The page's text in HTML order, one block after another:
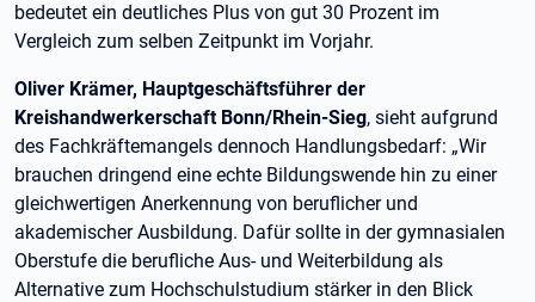
bedeutet ein deutliches Plus von gut 30 Prozent im
Vergleich zum selben Zeitpunkt im Vorjahr.
Oliver Krämer, Hauptgeschäftsführer der
Kreishandwerkerschaft Bonn/Rhein-Sieg, sieht aufgrund
des Fachkräftemangels dennoch Handlungsbedarf: „Wir
brauchen dringend eine echte Bildungswende hin zu einer
gleichwertigen Anerkennung von beruflicher und
akademischer Ausbildung. Dafür sollte in der gymnasialen
Oberstufe die berufliche Aus- und Weiterbildung als
Alternative zum Hochschulstudium stärker in den Blick